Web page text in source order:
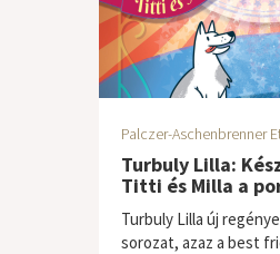
Palczer-Aschenbrenner
Turbuly Lilla:
Titti és Milla a
Turbuly Lilla új
sorozat, azaz a best